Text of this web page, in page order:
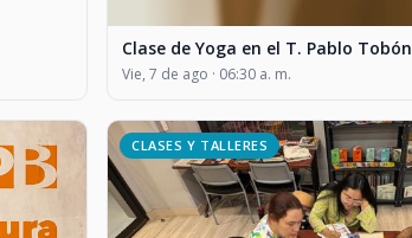
Clase de Yoga en el T. Pablo Tobón
Vie, 7 de ago · 06:30 a. m.
CLASES Y TALLERES